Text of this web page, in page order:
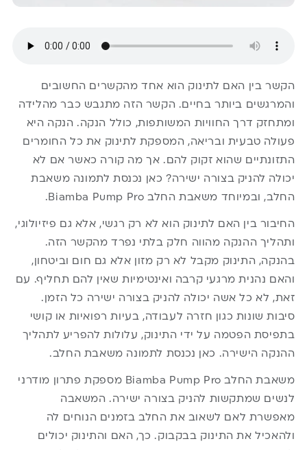
הקשר בין האם לתינוק הוא אחד מהקשרים החשובים
והמרגשים ביותר בחיים. הקשר הזה מתגבש כבר מהלידה
ומתחזק דרך החוויות המשותפות, כולל הנקה. הנקה היא
פעולה טבעית ובריאה, המספקת לתינוק את כל החומרים
התזונתיים שהוא זקוק להם. אך מה קורה כאשר אם לא
יכולה להניק בצורה ישירה? כאן נכנסת לתמונה משאבת
החלב, ובמיוחד משאבת החלב Biamba Pump Pro.
החיבור בין האם לתינוק הוא לא רק רגשי, אלא גם פיזיולוגי,
ותהליך ההנקה מהווה חלק בלתי נפרד מהקשר הזה.
בהנקה, התינוק מקבל לא רק מזון אלא גם חום וביטחון,
והאם נהנית מרגעי קרבה ואינטימיות שאין להם תחליף. עם
זאת, לא כל אשה יכולה להניק בצורה ישירה כל הזמן.
סיבות שונות כגון חזרה לעבודה, בעיות רפואיות או קושי
בתפיסת הפטמה על ידי התינוק, עלולות להפריע לתהליך
ההנקה הישירה. כאן נכנסת לתמונה משאבת החלב.
משאבת החלב Biamba Pump Pro מספקת פתרון מודרני
לנשים שמתקשות להניק בצורה ישירה. המשאבה
מאפשרת לאם לשאוב את החלב בזמנים הנוחים לה
ולהאכיל את התינוק בבקבוק. כך, האם והתינוק יכולים